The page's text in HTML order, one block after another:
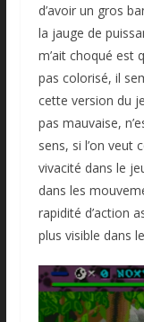
d’avoir un gros
la jauge de
m’ait choqué est
pas colorisé, il
cette version du
pas mauvaise,
sens, si l’on veut
vivacité dans le
dans les
rapidité d’action
plus visible dans